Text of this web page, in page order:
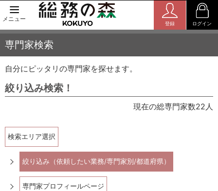
メニュー
登録 ログイン
専門家検索
自分にピッタリの専門家を探せます。
絞り込み検索！
現在の総専門家数22人
検索エリア選択
絞り込み（依頼したい業務/専門家別/都道府県）
専門家プロフィールページ